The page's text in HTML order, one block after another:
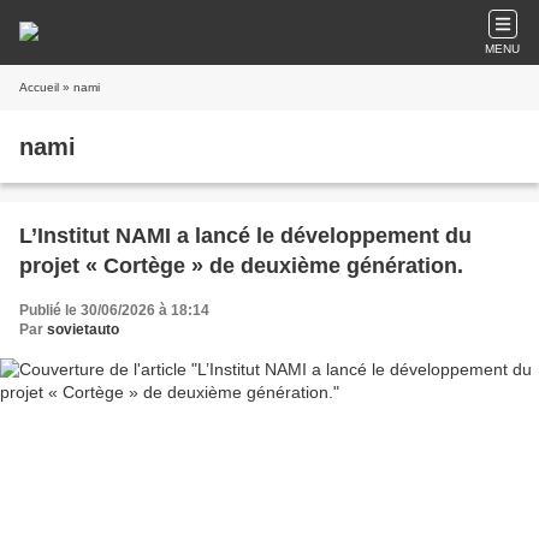
MENU
Accueil » nami
nami
L’Institut NAMI a lancé le développement du
projet « Cortège » de deuxième génération.
Publié le 30/06/2026 à 18:14
Par sovietauto